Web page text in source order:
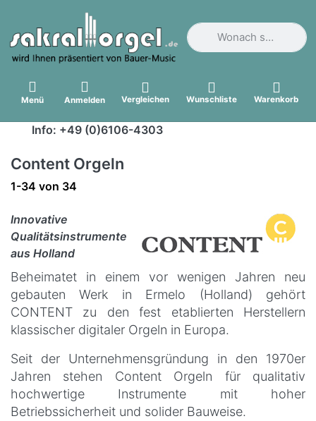
Geben Sie einen
Menü Anmelden Vergleichen Wunschliste Warenkorb
Info: +49 (0)6106-4303
Content Orgeln
Suchergebnisse:
1-34 von 34
Innovative
Qualitätsinstrumente
aus Holland
Beheimatet in einem vor wenigen Jahren neu
gebauten Werk in Ermelo (Holland) gehört
CONTENT zu den fest etablierten Herstellern
klassischer digitaler Orgeln in Europa.
Seit der Unternehmensgründung in den 1970er
Jahren stehen Content Orgeln für qualitativ
hochwertige Instrumente mit hoher
Betriebssicherheit und solider Bauweise.